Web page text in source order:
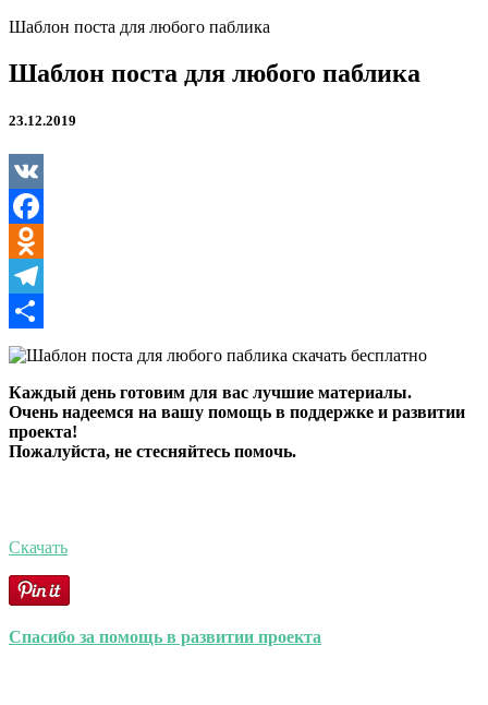
Шаблон поста для любого паблика
Шаблон поста для любого паблика
23.12.2019
VK
Facebook
Odnoklassniki
Telegram
Отправить
Каждый день готовим для вас лучшие материалы.
Очень надеемся на вашу помощь в поддержке и развитии
проекта!
Пожалуйста, не стесняйтесь помочь.
Скачать
Спасибо за помощь в развитии проекта